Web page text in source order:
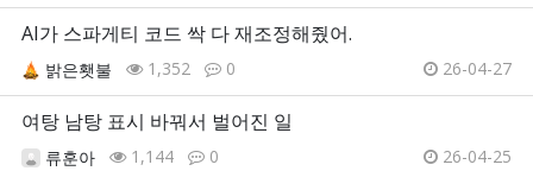
AI가 스파게티 코드 싹 다 재조정해줬어.
밝은횃불 1,352 0 26-04-27
여탕 남탕 표시 바꿔서 벌어진 일
류훈아 1,144 0 26-04-25